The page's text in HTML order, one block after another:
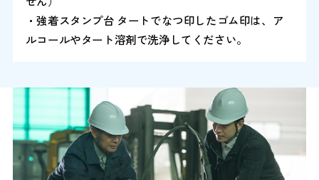
・強着スタンプ台 タートでなつ印したゴム印は、ア
ルコールやタート溶剤で洗浄してください。